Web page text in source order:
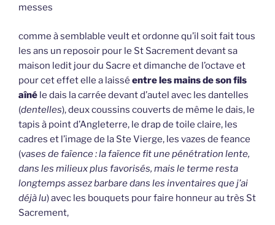
messes
comme à semblable veult et ordonne qu’il soit fait tous
les ans un reposoir pour le St Sacrement devant sa
maison ledit jour du Sacre et dimanche de l’octave et
pour cet effet elle a laissé entre les mains de son fils
aîné le dais la carrée devant d’autel avec les dantelles
(dentelles), deux coussins couverts de même le dais, le
tapis à point d’Angleterre, le drap de toile claire, les
cadres et l’image de la Ste Vierge, les vazes de feance
(vases de faïence : la faïence fit une pénétration lente,
dans les milieux plus favorisés, mais le terme resta
longtemps assez barbare dans les inventaires que j’ai
déjà lu) avec les bouquets pour faire honneur au très St
Sacrement,